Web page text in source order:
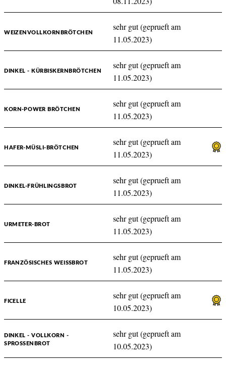
WEIZENVOLLKORNBRÖTCHEN
sehr gut (geprueft am
11.05.2023)
DINKEL - KÜRBISKERNBRÖTCHEN
sehr gut (geprueft am
11.05.2023)
KORN-POWER BRÖTCHEN
sehr gut (geprueft am
11.05.2023)
HAFER-MÜSLI-BRÖTCHEN
sehr gut (geprueft am
11.05.2023)
DINKEL-FRÜHLINGSBROT
sehr gut (geprueft am
11.05.2023)
URMETER-BROT
sehr gut (geprueft am
11.05.2023)
FRANZÖSISCHES WEISSBROT
sehr gut (geprueft am
11.05.2023)
FICELLE
sehr gut (geprueft am
10.05.2023)
DINKEL - VOLLKORN -
SPROSSENBROT
sehr gut (geprueft am
10.05.2023)